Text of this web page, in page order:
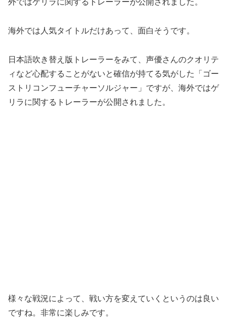
外ではゲリラに関するトレーラーが公開されました。
海外では人気タイトルだけあって、面白そうです。
日本語吹き替え版トレーラーをみて、声優さんのクオリテ
ィなど心配することがないと確信が持てる気がした「ゴー
ストリコンフューチャーソルジャー」ですが、海外ではゲ
リラに関するトレーラーが公開されました。
様々な戦況によって、戦い方を変えていくというのは良い
ですね。非常に楽しみです。